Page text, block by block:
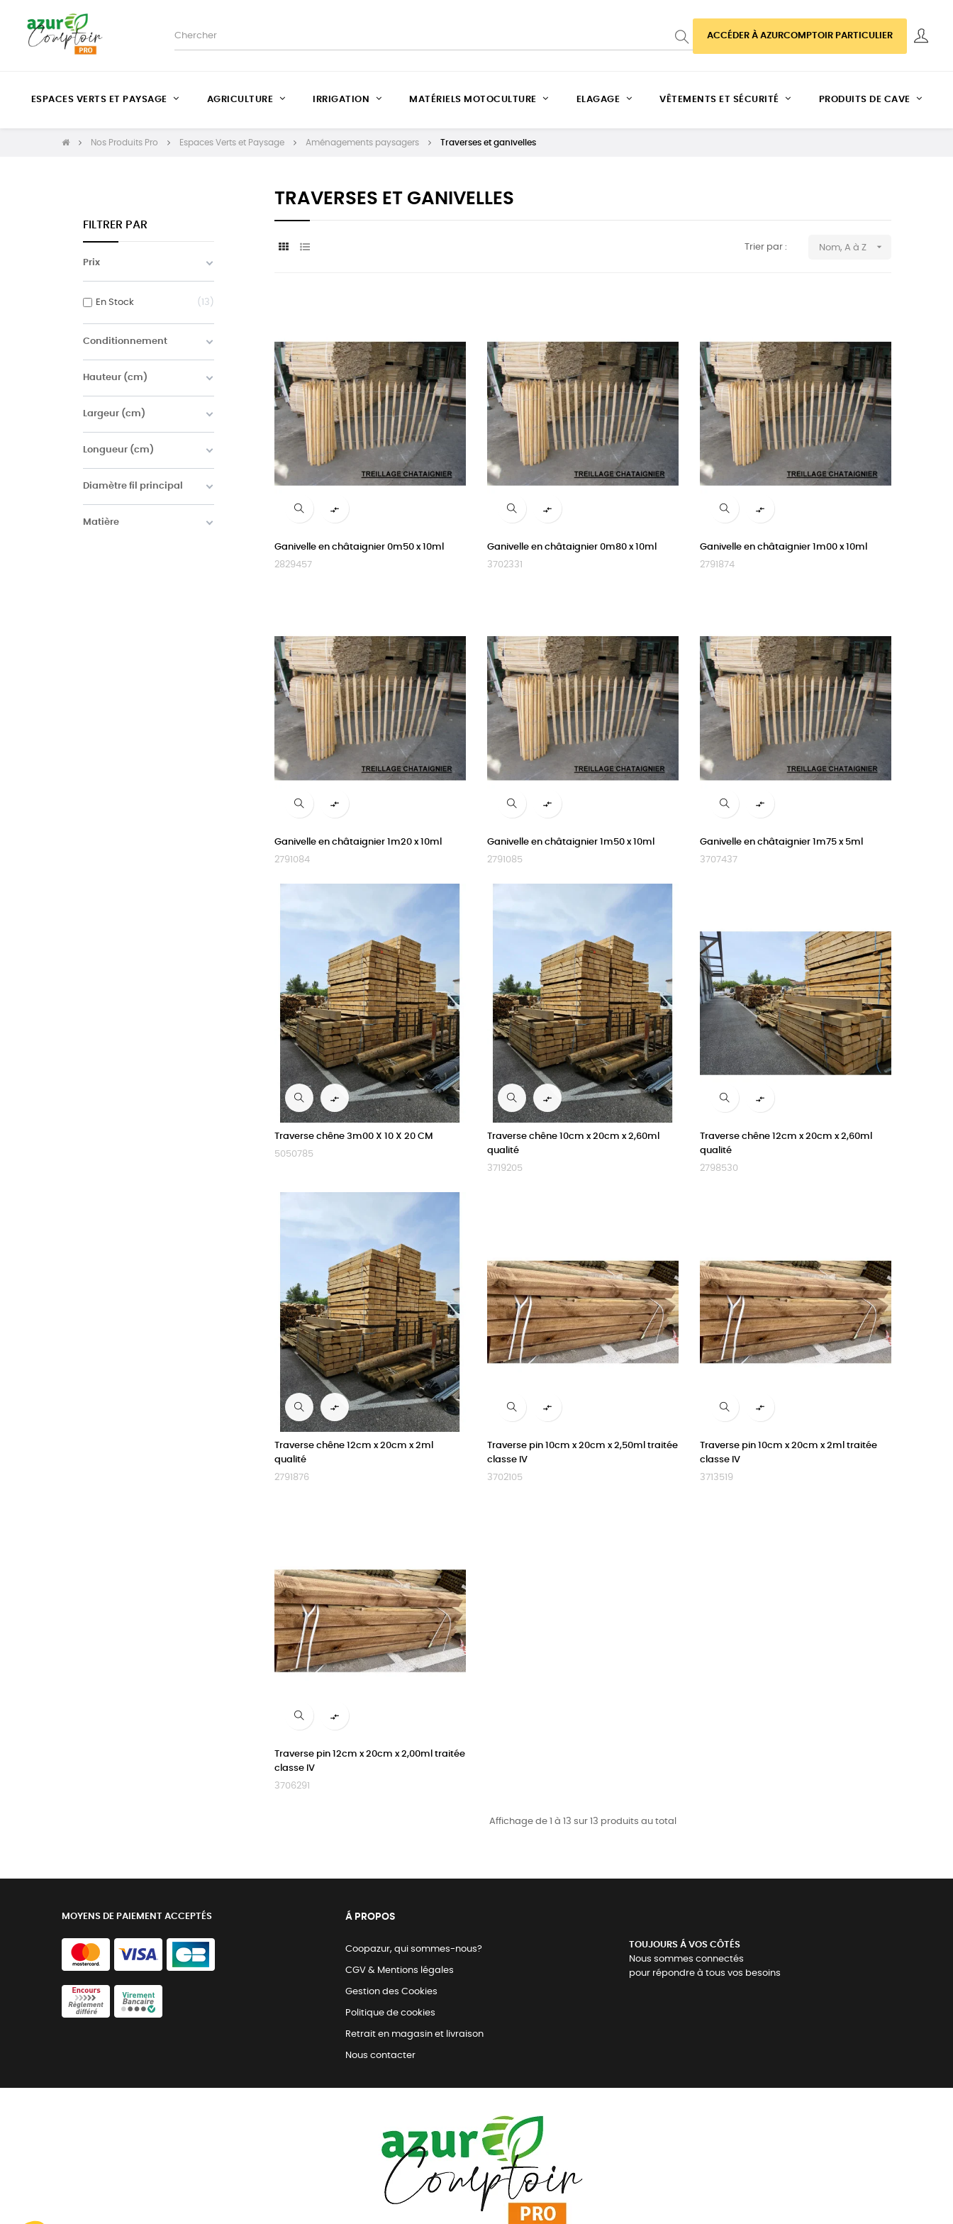
ACCÉDER À AZURCOMPTOIR PARTICULIER
ESPACES VERTS ET PAYSAGE AGRICULTURE IRRIGATION MATÉRIELS MOTOCULTURE ELAGAGE VÊTEMENTS ET SÉCURITÉ PRODUITS DE CAVE
Nos Produits Pro Espaces Verts et Paysage Aménagements paysagers Traverses et ganivelles
FILTRER PAR
Prix
En Stock 13
Conditionnement
Hauteur (cm)
Largeur (cm)
Longueur (cm)
Diamètre fil principal
Matière
TRAVERSES ET GANIVELLES
Trier par : Nom, A à Z 

Ganivelle en châtaignier 0m50 x 10ml
2829457

Ganivelle en châtaignier 0m80 x 10ml
3702331

Ganivelle en châtaignier 1m00 x 10ml
2791874

Ganivelle en châtaignier 1m20 x 10ml
2791084

Ganivelle en châtaignier 1m50 x 10ml
2791085

Ganivelle en châtaignier 1m75 x 5ml
3707437

Traverse chêne 3m00 X 10 X 20 CM
5050785

Traverse chêne 10cm x 20cm x 2,60ml
qualité
3719205

Traverse chêne 12cm x 20cm x 2,60ml
qualité
2798530

Traverse chêne 12cm x 20cm x 2ml
qualité
2791876

Traverse pin 10cm x 20cm x 2,50ml traitée
classe IV
3702105

Traverse pin 10cm x 20cm x 2ml traitée
classe IV
3713519

Traverse pin 12cm x 20cm x 2,00ml traitée
classe IV
3706291
Affichage de 1 à 13 sur 13 produits au total
MOYENS DE PAIEMENT ACCEPTÉS Á PROPOS
Coopazur, qui sommes-nous?
CGV & Mentions légales
Gestion des Cookies
Politique de cookies
Retrait en magasin et livraison
Nous contacter
TOUJOURS Á VOS CÔTÉS
Nous sommes connectés
pour répondre à tous vos besoins